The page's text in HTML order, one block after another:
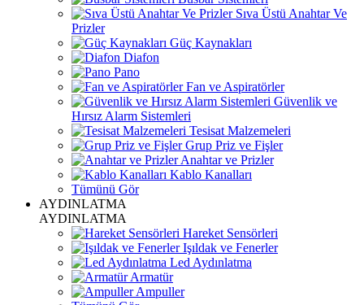
Sıva Üstü Anahtar Ve
Prizler
Güç Kaynakları
Diafon
Pano
Fan ve Aspiratörler
Güvenlik ve
Hırsız Alarm Sistemleri
Tesisat Malzemeleri
Grup Priz ve Fişler
Anahtar ve Prizler
Kablo Kanalları
Tümünü Gör
AYDINLATMA
AYDINLATMA
Hareket Sensörleri
Işıldak ve Fenerler
Led Aydınlatma
Armatür
Ampuller